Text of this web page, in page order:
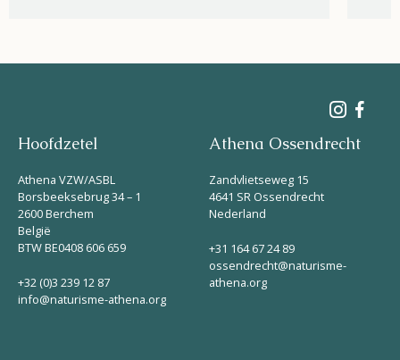
Hoofdzetel
Athena VZW/ASBL
Borsbeeksebrug 34 – 1
2600 Berchem
België
BTW BE0408 606 659
+32 (0)3 239 12 87
info@naturisme-athena.org
Athena Ossendrecht
Zandvlietseweg 15
4641 SR Ossendrecht
Nederland
+31 164 67 24 89
ossendrecht@naturisme-
athena.org